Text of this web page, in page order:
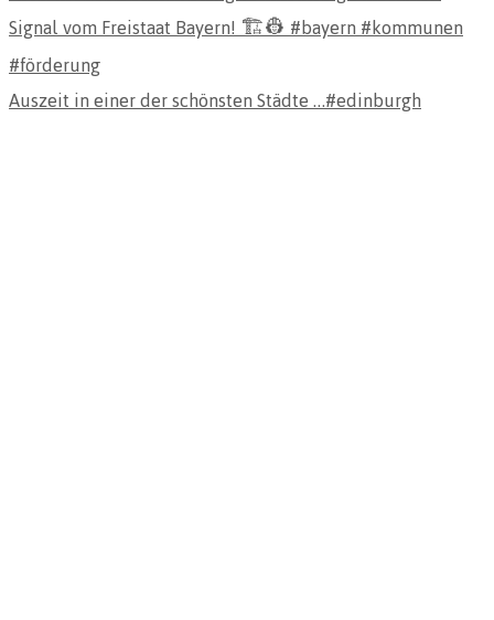
Auszeit in einer der schönsten Städte …#edinburgh